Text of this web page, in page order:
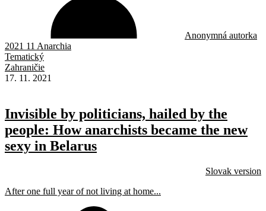
Anonymná autorka
2021 11 Anarchia
Tematický
Zahraničie
17. 11. 2021
Invisible by politicians, hailed by the
people: How anarchists became the new
sexy in Belarus
Slovak version
After one full year of not living at home...